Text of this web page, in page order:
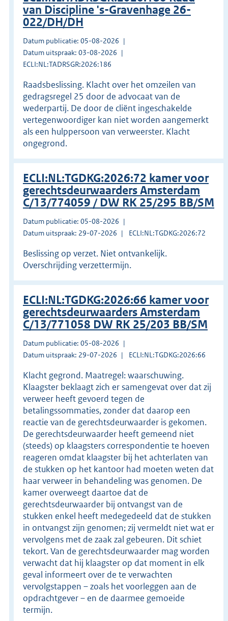
van Discipline 's-Gravenhage 26-
022/DH/DH
Datum publicatie: 05-08-2026
Datum uitspraak: 03-08-2026
ECLI:NL:TADRSGR:2026:186
Raadsbeslissing. Klacht over het omzeilen van
gedragsregel 25 door de advocaat van de
wederpartij. De door de cliënt ingeschakelde
vertegenwoordiger kan niet worden aangemerkt
als een hulppersoon van verweerster. Klacht
ongegrond.
ECLI:NL:TGDKG:2026:72 kamer voor
gerechtsdeurwaarders Amsterdam
C/13/774059 / DW RK 25/295 BB/SM
Datum publicatie: 05-08-2026
Datum uitspraak: 29-07-2026
ECLI:NL:TGDKG:2026:72
Beslissing op verzet. Niet ontvankelijk.
Overschrijding verzettermijn.
ECLI:NL:TGDKG:2026:66 kamer voor
gerechtsdeurwaarders Amsterdam
C/13/771058 DW RK 25/203 BB/SM
Datum publicatie: 05-08-2026
Datum uitspraak: 29-07-2026
ECLI:NL:TGDKG:2026:66
Klacht gegrond. Maatregel: waarschuwing.
Klaagster beklaagt zich er samengevat over dat zij
verweer heeft gevoerd tegen de
betalingssommaties, zonder dat daarop een
reactie van de gerechtsdeurwaarder is gekomen.
De gerechtsdeurwaarder heeft gemeend niet
(steeds) op klaagsters correspondentie te hoeven
reageren omdat klaagster bij het achterlaten van
de stukken op het kantoor had moeten weten dat
haar verweer in behandeling was genomen. De
kamer overweegt daartoe dat de
gerechtsdeurwaarder bij ontvangst van de
stukken enkel heeft medegedeeld dat de stukken
in ontvangst zijn genomen; zij vermeldt niet wat er
vervolgens met de zaak zal gebeuren. Dit schiet
tekort. Van de gerechtsdeurwaarder mag worden
verwacht dat hij klaagster op dat moment in elk
geval informeert over de te verwachten
vervolgstappen – zoals het voorleggen aan de
opdrachtgever – en de daarmee gemoeide
termijn.